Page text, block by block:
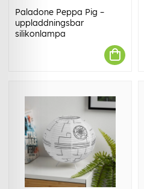
Paladone Peppa Pig –
uppladdningsbar
silikonlampa